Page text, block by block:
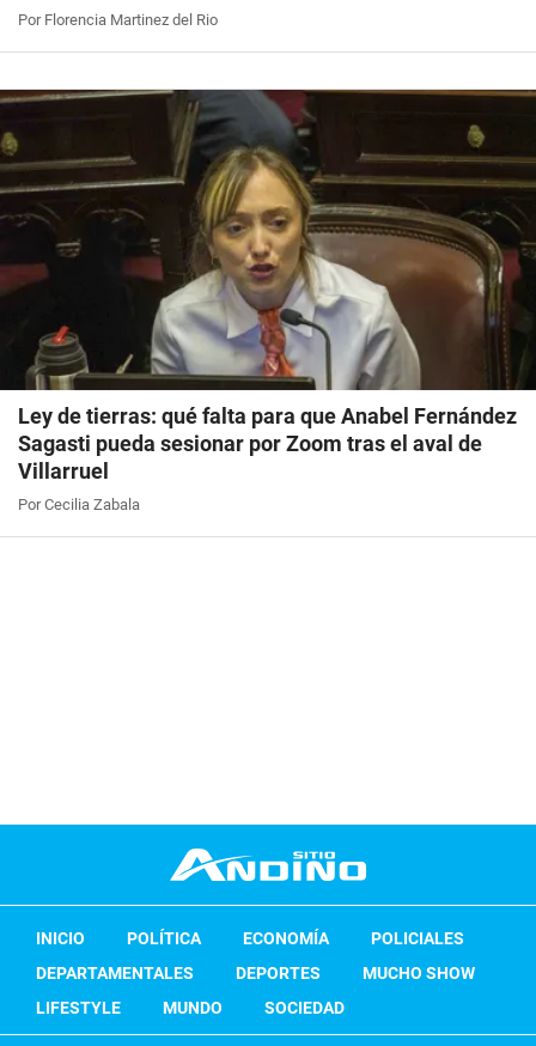
Por Florencia Martinez del Rio
Ley de tierras: qué falta para que Anabel Fernández
Sagasti pueda sesionar por Zoom tras el aval de
Villarruel
Por Cecilia Zabala
INICIO POLÍTICA ECONOMÍA
POLICIALES
DEPARTAMENTALES
DEPORTES
MUCHO SHOW
LIFESTYLE
MUNDO SOCIEDAD